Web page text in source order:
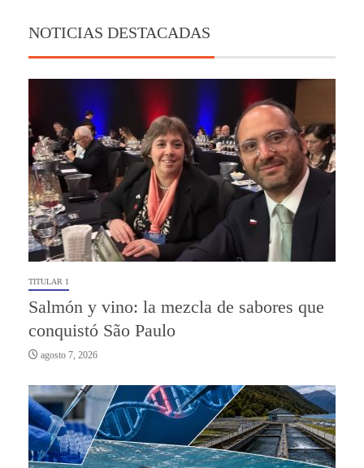
NOTICIAS DESTACADAS
TITULAR 1
Salmón y vino: la mezcla de sabores que
conquistó São Paulo
agosto 7, 2026